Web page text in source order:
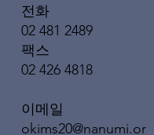
전화
02 481 2489
팩스
02 426 4818
이메일
okims20@nanumi.or